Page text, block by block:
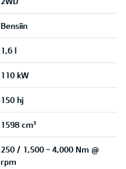
Bensiin
1,6 l
110 kW
150 hj
1598 cm³
250 / 1,500 ~ 4,000 Nm @
rpm